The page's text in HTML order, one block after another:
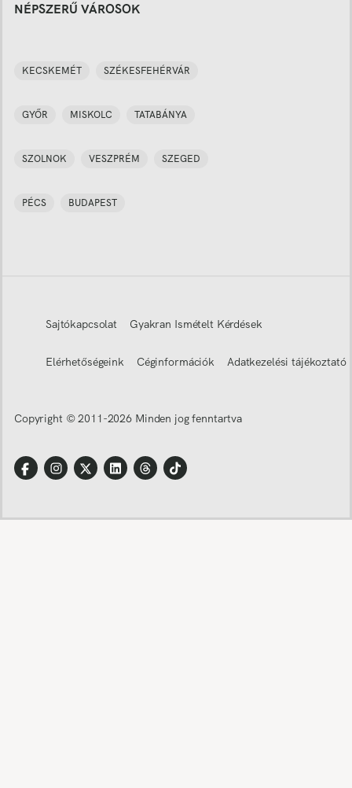
NÉPSZERŰ VÁROSOK
KECSKEMÉT SZÉKESFEHÉRVÁR
GYŐR MISKOLC TATABÁNYA
SZOLNOK VESZPRÉM SZEGED
PÉCS BUDAPEST
Sajtókapcsolat Gyakran Ismételt Kérdések
Elérhetőségeink Céginformációk Adatkezelési tájékoztató
Copyright © 2011-2026 Minden jog fenntartva